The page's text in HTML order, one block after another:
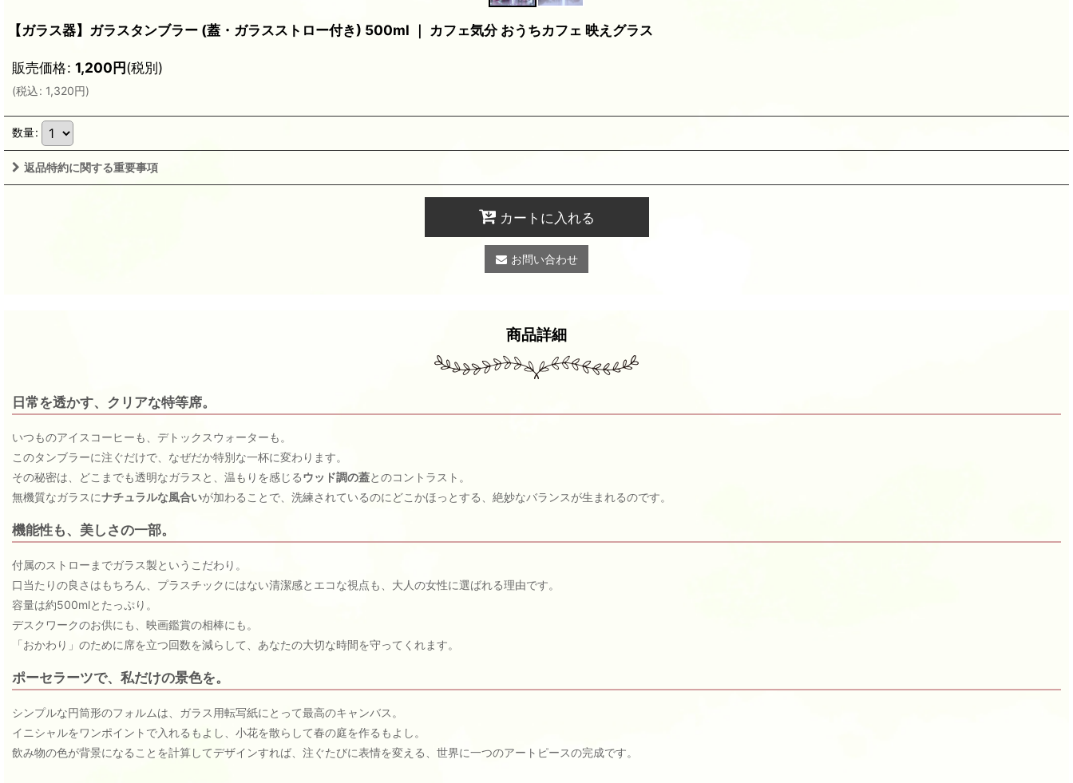
【ガラス器】ガラスタンブラー (蓋・ガラスストロー付き) 500ml ｜ カフェ気分 おうちカフェ 映えグラス
販売価格: 1,200円(税別)
(税込: 1,320円)
数量:
返品特約に関する重要事項
カートに入れる
お問い合わせ
商品詳細
日常を透かす、クリアな特等席。
いつものアイスコーヒーも、デトックスウォーターも。
このタンブラーに注ぐだけで、なぜだか特別な一杯に変わります。
その秘密は、どこまでも透明なガラスと、温もりを感じるウッド調の蓋とのコントラスト。
無機質なガラスにナチュラルな風合いが加わることで、洗練されているのにどこかほっとする、絶妙なバランスが生まれるのです。
機能性も、美しさの一部。
付属のストローまでガラス製というこだわり。
口当たりの良さはもちろん、プラスチックにはない清潔感とエコな視点も、大人の女性に選ばれる理由です。
容量は約500mlとたっぷり。
デスクワークのお供にも、映画鑑賞の相棒にも。
「おかわり」のために席を立つ回数を減らして、あなたの大切な時間を守ってくれます。
ポーセラーツで、私だけの景色を。
シンプルな円筒形のフォルムは、ガラス用転写紙にとって最高のキャンバス。
イニシャルをワンポイントで入れるもよし、小花を散らして春の庭を作るもよし。
飲み物の色が背景になることを計算してデザインすれば、注ぐたびに表情を変える、世界に一つのアートピースの完成です。